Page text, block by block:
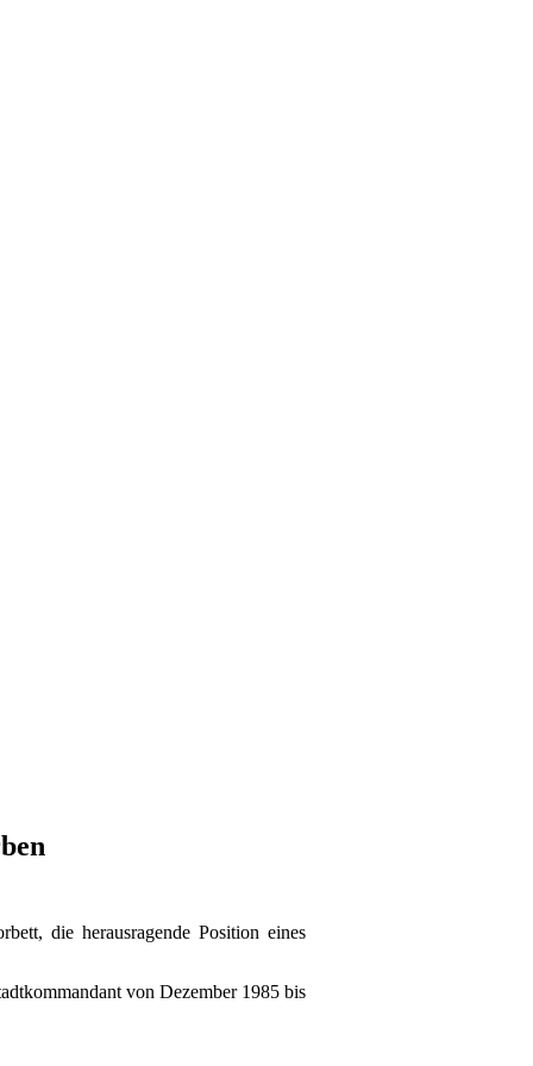
die herausragende Position eines
von Dezember 1985 bis